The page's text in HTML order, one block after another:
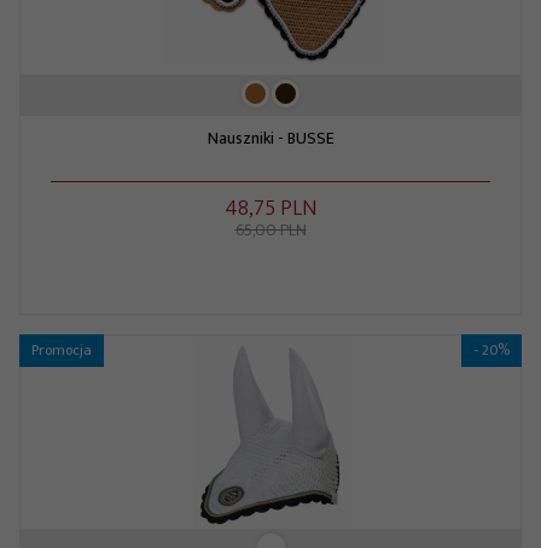
Nauszniki - BUSSE
48,75 PLN
65,00 PLN
Promocja - 20%